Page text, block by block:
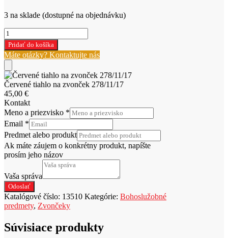
3 na sklade (dostupné na objednávku)
množstvo
Červené
tiahlo
na
zvonček
278/11/17
Pridať do košíka
Máte otázky? Kontaktujte nás
Červené tiahlo na zvonček 278/11/17
45,00 €
Kontakt
Meno a priezvisko *
Email *
Predmet alebo produkt
Ak máte záujem o konkrétny produkt, napíšte
prosím jeho názov
Vaša správa
Odoslať
Katalógové číslo: 13510 Kategórie: Bohoslužobné
predmety, Zvončeky
Súvisiace produkty